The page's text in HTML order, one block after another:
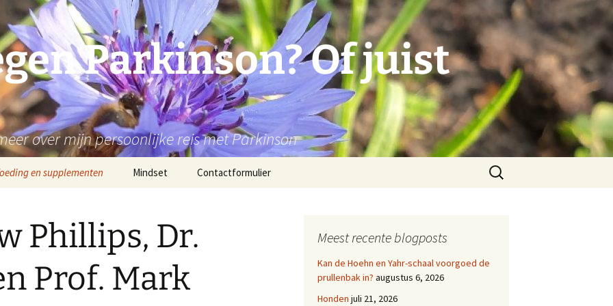
Parkinson? Of juist
over mijn persoonlijke reis met Parkinson
en supplementen
en
vasten
Pruriens
Mindset
Positiviteit, placebo-
effect en geloof
Prof. Dr. Dirk de Wachter,
Contactformulier
Zoeken
naar:
Phillips, Dr.
Prof. Mark
Meest recente blogposts
Kan de Hoehn en Yahr-schaal voorgoed de
prullenbak in? augustus 6, 2026
Honden juli 21, 2026